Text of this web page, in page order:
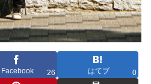
Facebook 26 はてブ 0